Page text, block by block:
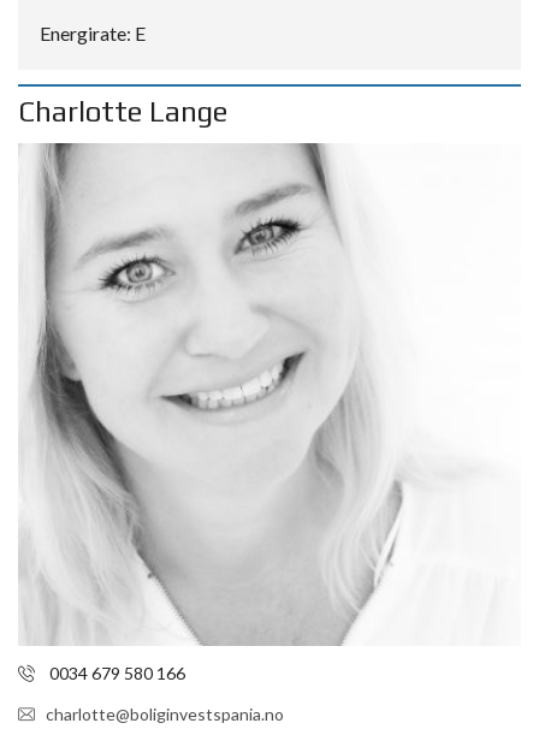
Energirate: E
Charlotte Lange
0034 679 580 166
charlotte@boliginvestspania.no